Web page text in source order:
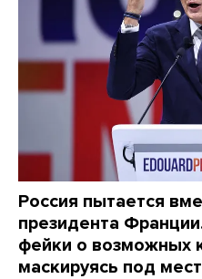
Россия пытается
президента
фейки о возможных
маскируясь под